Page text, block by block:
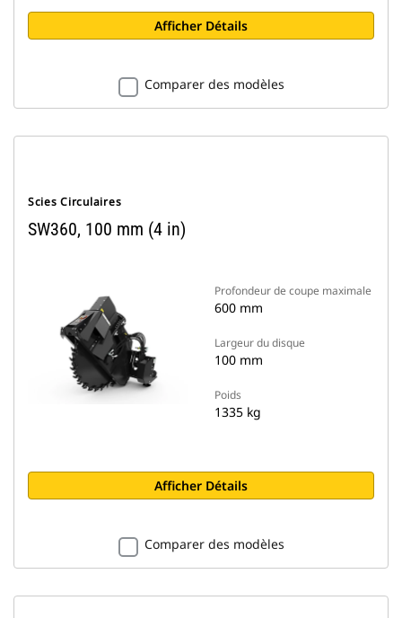
Afficher Détails
Comparer des modèles
Scies Circulaires
SW360, 100 mm (4 in)
Profondeur de coupe maximale
600 mm
Largeur du disque
100 mm
Poids
1335 kg
Afficher Détails
Comparer des modèles